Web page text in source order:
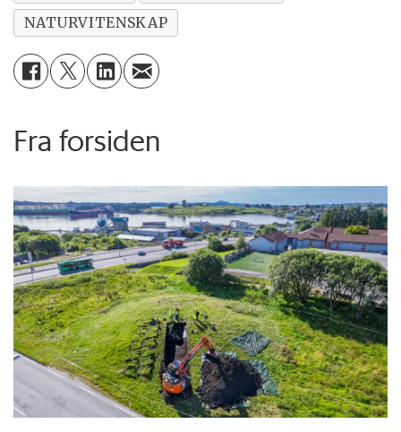
NATURVITENSKAP
Fra forsiden